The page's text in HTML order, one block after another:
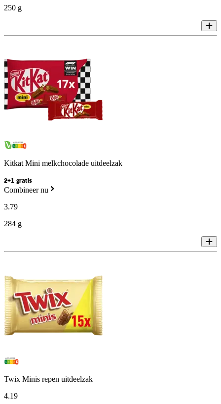
250 g
Kitkat Mini melkchocolade uitdeelzak
2+1 gratis
Combineer nu
3.79
284 g
Twix Minis repen uitdeelzak
4.19